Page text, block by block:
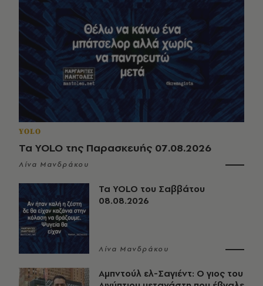
YOLO
Τα YOLO της Παρασκευής 07.08.2026
Λίνα Μανδράκου
Τα YOLO του Σαββάτου
08.08.2026
Λίνα Μανδράκου
Αμπντούλ ελ-Σαγιέντ: Ο γιος του